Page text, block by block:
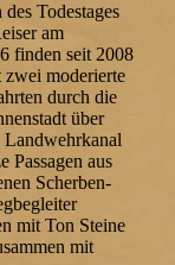
Todestages
am
finden seit 2008
zwei moderierte
durch die
über
Landwehrkanal
Passagen aus
Scherben-
mit Ton Steine
mit